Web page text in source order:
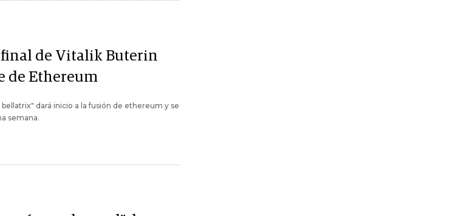
de Vitalik Buterin
de Ethereum
dará inicio a la fusión de ethereum y se
semana.